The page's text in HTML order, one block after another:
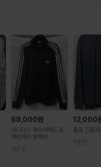
68,000원
아디다스 파이어버드 트
랙탑져지 블랙M
2년 전
12,000
폴로 긴팔카
1년 전